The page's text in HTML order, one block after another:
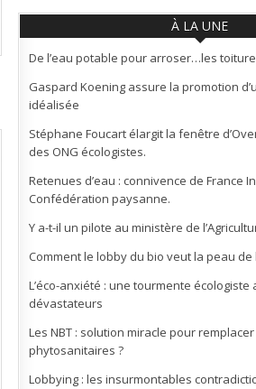
À LA UNE
De l’eau potable pour arroser…les
Gaspard Koening assure la promotion
idéalisée
Stéphane Foucart élargit la fenêtre
des ONG écologistes.
Retenues d’eau : connivence de France
Confédération paysanne.
Y a-t-il un pilote au ministère de
Comment le lobby du bio veut la peau de
L’éco-anxiété : une tourmente écologiste
dévastateurs
Les NBT : solution miracle pour
phytosanitaires ?
Lobbying : les insurmontables